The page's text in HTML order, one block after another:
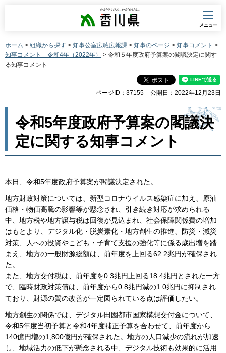
香川県
メニュー
ホーム > 組織から探す > 知事公室広聴広報課 > 知事のページ > 知事コメント >
知事コメント 令和4年（2022年）
> 令和５年度政府予算案の閣議決定に関す
る知事コメント
ページID：37155 公開日：2022年12月23日
令和5年度政府予算案の閣議決
定に関する知事コメント
本日、令和5年度政府予算案が閣議決定された。
地方財政対策については、新型コロナウイルス感染症に加え、原油
価格・物価高騰の影響等が懸念され、引き続き対応が求められる
中、地方税や地方譲与税は回復が見込まれ、社会保障関係費の増加
はもとより、デジタル化・脱炭素化・地方創生の推進、防災・減災
対策、人への投資やこども・子育て支援の強化等に係る歳出増を踏
まえ、地方の一般財源総額は、前年度を上回る62.2兆円が確保され
た。
また、地方交付税は、前年度を0.3兆円上回る18.4兆円とされた一方
で、臨時財政対策債は、前年度から0.8兆円減の1.0兆円に抑制され
ており、財源の質の改善が一定図られている点は評価したい。
地方創生の関係では、デジタル田園都市国家構想交付金について、
令和5年度当初予算と令和4年度補正予算を合わせて、前年度から
140億円増の1,800億円が確保された。地方の人口減少の流れが加速
し、地域活力の低下が懸念される中、デジタル技術も効果的に活用